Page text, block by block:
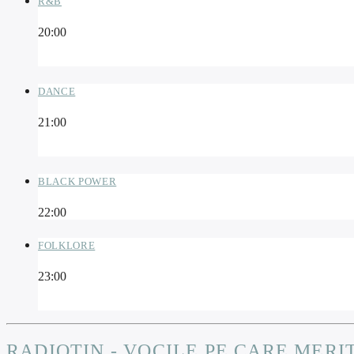
20:00
DANCE
21:00
BLACK POWER
22:00
FOLKLORE
23:00